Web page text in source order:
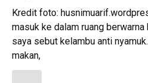
Kredit foto:
masuk ke dalam ruang
saya sebut kelambu anti
makan,